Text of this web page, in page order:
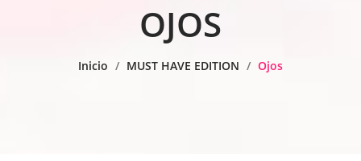
OJOS
Inicio / MUST HAVE EDITION / Ojos